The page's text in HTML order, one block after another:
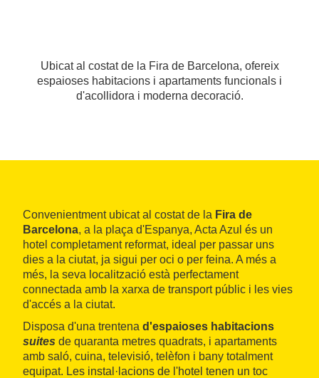
Ubicat al costat de la Fira de Barcelona, ofereix
espaioses habitacions i apartaments funcionals i
d'acollidora i moderna decoració.
Convenientment ubicat al costat de la Fira de
Barcelona, a la plaça d'Espanya, Acta Azul és un
hotel completament reformat, ideal per passar uns
dies a la ciutat, ja sigui per oci o per feina. A més a
més, la seva localització està perfectament
connectada amb la xarxa de transport públic i les vies
d'accés a la ciutat.
Disposa d'una trentena d'espaioses habitacions
suites de quaranta metres quadrats, i apartaments
amb saló, cuina, televisió, telèfon i bany totalment
equipat. Les instal·lacions de l'hotel tenen un toc